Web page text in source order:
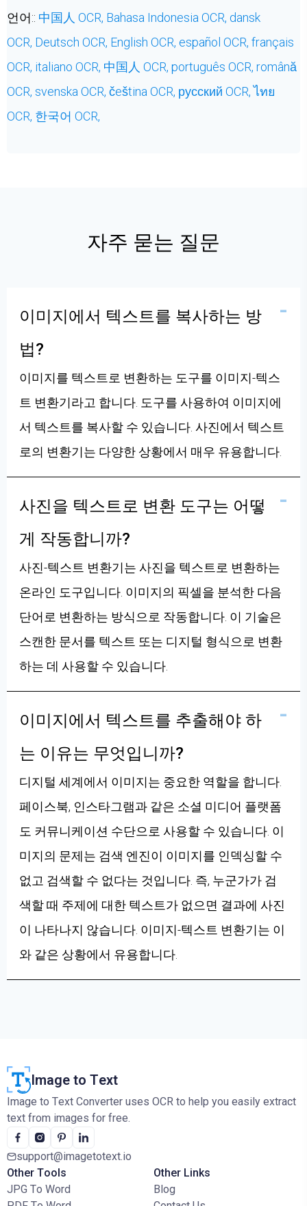
언어:: 中国人 OCR, Bahasa Indonesia OCR, dansk
OCR, Deutsch OCR, English OCR, español OCR, français
OCR, italiano OCR, 中国人 OCR, português OCR, română
OCR, svenska OCR, čeština OCR, русский OCR,ไทย
OCR, 한국어 OCR,
자주 묻는 질문
이미지에서 텍스트를 복사하는 방
법?
이미지를 텍스트로 변환하는 도구를 이미지-텍스
트 변환기라고 합니다. 도구를 사용하여 이미지에
서 텍스트를 복사할 수 있습니다. 사진에서 텍스트
로의 변환기는 다양한 상황에서 매우 유용합니다.
사진을 텍스트로 변환 도구는 어떻
게 작동합니까?
사진-텍스트 변환기는 사진을 텍스트로 변환하는
온라인 도구입니다. 이미지의 픽셀을 분석한 다음
단어로 변환하는 방식으로 작동합니다. 이 기술은
스캔한 문서를 텍스트 또는 디지털 형식으로 변환
하는 데 사용할 수 있습니다.
이미지에서 텍스트를 추출해야 하
는 이유는 무엇입니까?
디지털 세계에서 이미지는 중요한 역할을 합니다.
페이스북, 인스타그램과 같은 소셜 미디어 플랫폼
도 커뮤니케이션 수단으로 사용할 수 있습니다. 이
미지의 문제는 검색 엔진이 이미지를 인덱싱할 수
없고 검색할 수 없다는 것입니다. 즉, 누군가가 검
색할 때 주제에 대한 텍스트가 없으면 결과에 사진
이 나타나지 않습니다. 이미지-텍스트 변환기는 이
와 같은 상황에서 유용합니다.
Image to Text
Image to Text Converter uses OCR to help you easily extract
text from images for free.
support@imagetotext.io
Other Tools
JPG To Word
Other Links
Blog